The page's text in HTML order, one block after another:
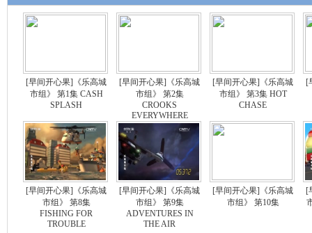
[早间开心果]《乐高城
市组》 第1集 CASH
SPLASH
[早间开心果]《乐高城
市组》 第2集
CROOKS
EVERYWHERE
[早间开心果]《乐高城
市组》 第3集 HOT
CHASE
[
[早间开心果]《乐高城
市组》 第8集
FISHING FOR
TROUBLE
[早间开心果]《乐高城
市组》 第9集
ADVENTURES IN
THE AIR
[早间开心果]《乐高城
市组》 第10集
[